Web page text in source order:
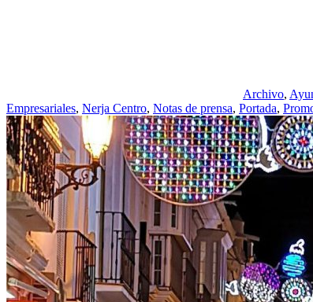
Archivo,
Empresariales, Nerja Centro, Notas de prensa, Portada,